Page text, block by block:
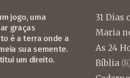
jogo, uma
graças
é a terra onde a
sua semente.
um direito.
31 Dias
Maria
As 24
Bíblia